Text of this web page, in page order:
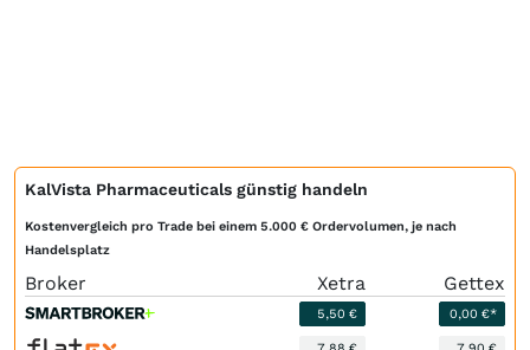
KalVista Pharmaceuticals günstig handeln
Kostenvergleich pro Trade bei einem 5.000 € Ordervolumen, je nach
Handelsplatz
Broker Xetra Gettex
5,50 € 0,00 €*